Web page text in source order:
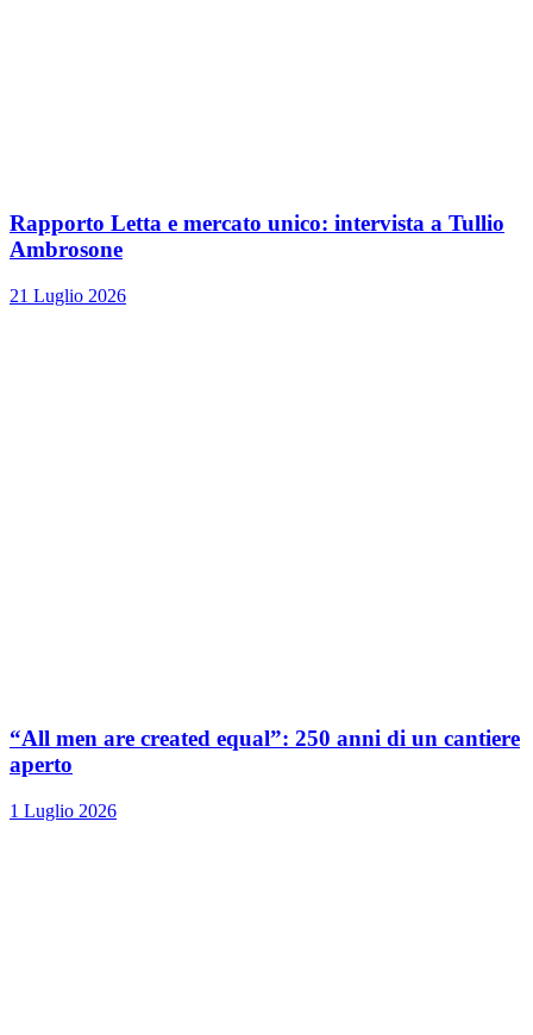
Rapporto Letta e mercato unico: intervista a Tullio
Ambrosone
21 Luglio 2026
“All men are created equal”: 250 anni di un cantiere
aperto
1 Luglio 2026